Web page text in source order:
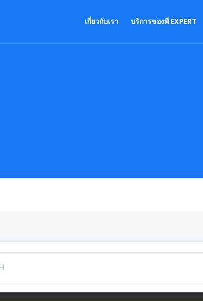
เกี่ยวกับเรา บริการของพี่ EXPERT